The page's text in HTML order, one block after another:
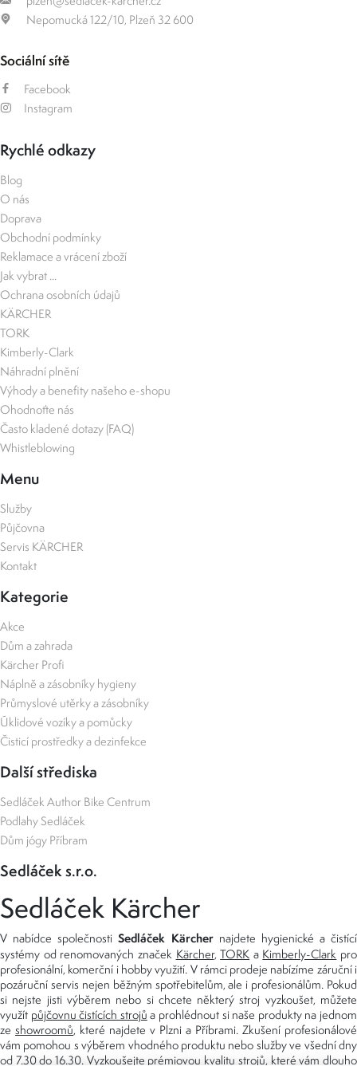
Nepomucká 122/10, Plzeň 32 600
Sociální sítě
Facebook
Instagram
Rychlé odkazy
Blog
O nás
Doprava
Obchodní podmínky
Reklamace a vrácení zboží
Jak vybrat ...
Ochrana osobních údajů
KÄRCHER
TORK
Kimberly-Clark
Náhradní plnění
Výhody a benefity našeho e-shopu
Ohodnoťte nás
Často kladené dotazy (FAQ)
Whistleblowing
Menu
Služby
Půjčovna
Servis KÄRCHER
Kontakt
Kategorie
Akce
Dům a zahrada
Kärcher Profi
Náplně a zásobníky hygieny
Průmyslové utěrky a zásobníky
Úklidové vozíky a pomůcky
Čisticí prostředky a dezinfekce
Další střediska
Sedláček Author Bike Centrum
Podlahy Sedláček
Dům jógy Příbram
Sedláček s.r.o.
Sedláček Kärcher
V nabídce společnostiSedláček Kärchernajdete hygienické a čistící
systémy od renomovaných značek Kärcher,TORK a Kimberly-Clark pro
profesionální, komerční i hobby využití. V rámci prodeje nabízíme záruční i
pozáruční servis nejen běžným spotřebitelům, ale i profesionálům. Pokud
si nejste jisti výběrem nebo si chcete některý stroj vyzkoušet, můžete
využít půjčovnu čistících strojů a prohlédnout si naše produkty na jednom
ze showroomů, které najdete v Plzni a Příbrami. Zkušení profesionálové
vám pomohou s výběrem vhodného produktu nebo služby ve všední dny
od 7.30 do 16.30. Vyzkoušejte prémiovou kvalitu strojů, které vám dlouho